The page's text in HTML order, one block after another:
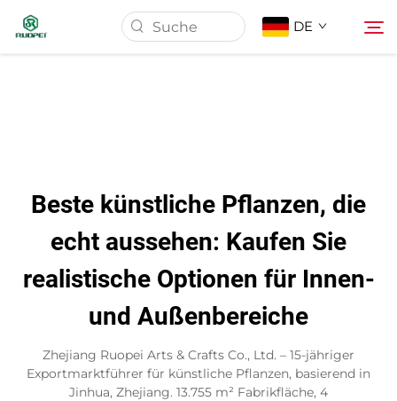
DE
Neuigkeiten
Kontakt
Beste künstliche Pflanzen, die
echt aussehen: Kaufen Sie
realistische Optionen für Innen-
und Außenbereiche
Zhejiang Ruopei Arts & Crafts Co., Ltd. – 15-jähriger
Exportmarktführer für künstliche Pflanzen, basierend in
Jinhua, Zhejiang. 13.755 m² Fabrikfläche, 4